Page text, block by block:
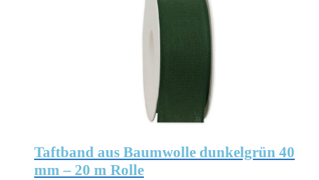
Taftband aus Baumwolle dunkelgrün 40
mm – 20 m Rolle